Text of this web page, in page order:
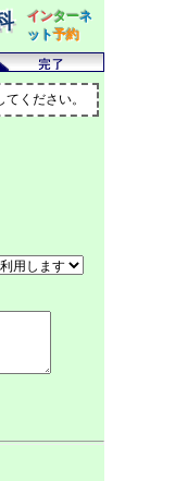
インターネ
ット予約
ください。